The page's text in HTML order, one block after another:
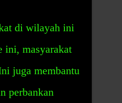
di wilayah ini
ini, masyarakat
juga membantu
perbankan